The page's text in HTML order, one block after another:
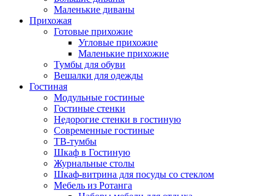
Маленькие диваны
Прихожая
Готовые прихожие
Угловые прихожие
Маленькие прихожие
Тумбы для обуви
Вешалки для одежды
Гостиная
Модульные гостиные
Гостиные стенки
Недорогие стенки в гостиную
Современные гостиные
ТВ-тумбы
Шкаф в Гостиную
Журнальные столы
Шкаф-витрина для посуды со стеклом
Мебель из Ротанга